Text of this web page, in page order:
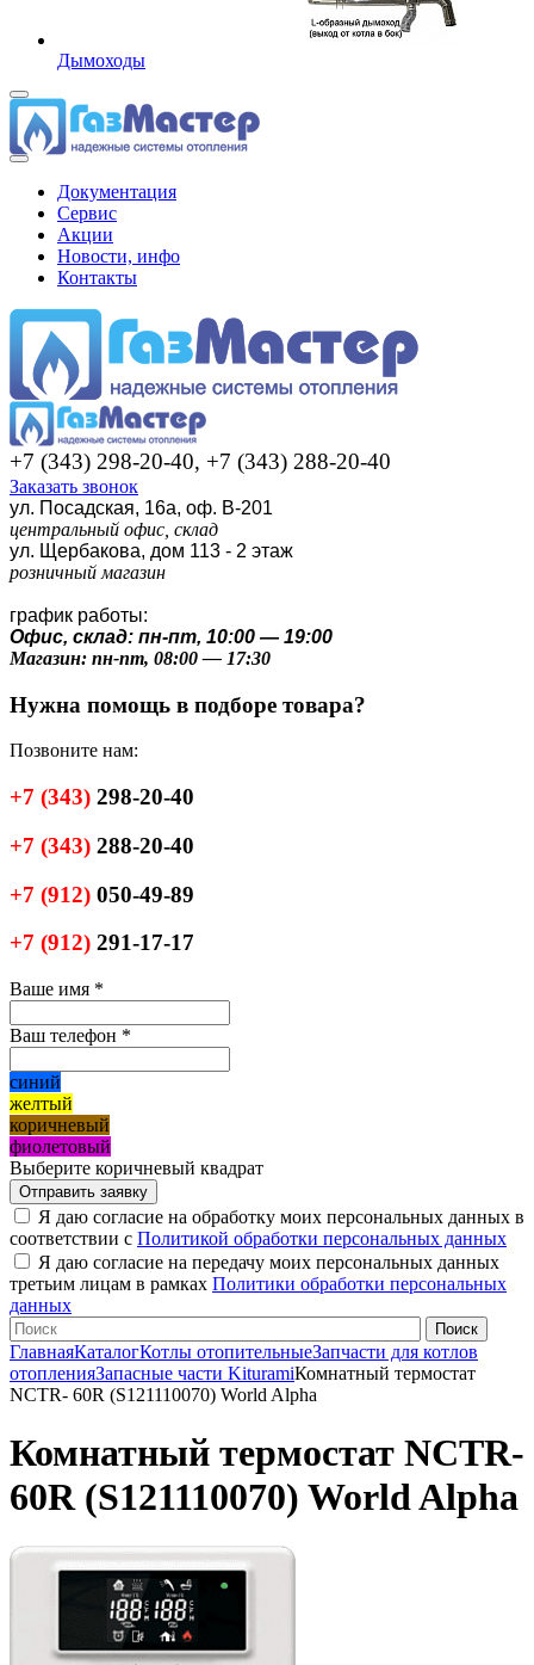
Дымоходы
Документация
Сервис
Акции
Новости, инфо
Контакты
+7 (343) 298-20-40, +7 (343) 288-20-40
Заказать звонок
ул. Посадская, 16а, оф. В-201
центральный офис, склад
ул. Щербакова, дом 113 - 2 этаж
розничный магазин
график работы:
Офис, склад: пн-пт, 10:00 — 19:00
Магазин: пн-пт, 08:00 — 17:30
Нужна помощь в подборе товара?
Позвоните нам:
+7 (343) 298-20-40
+7 (343) 288-20-40
+7 (912) 050-49-89
+7 (912) 291-17-17
Ваше имя *
Ваш телефон *
синий
желтый
коричневый
фиолетовый
Выберите коричневый квадрат
Я даю согласие на обработку моих персональных данных в
соответствии с Политикой обработки персональных данных
Я даю согласие на передачу моих персональных данных
третьим лицам в рамках Политики обработки персональных
данных
ГлавнаяКаталогКотлы отопительныеЗапчасти для котлов
отопленияЗапасные части KituramiКомнатный термостат
NCTR- 60R (S121110070) World Alpha
Комнатный термостат NCTR-
60R (S121110070) World Alpha